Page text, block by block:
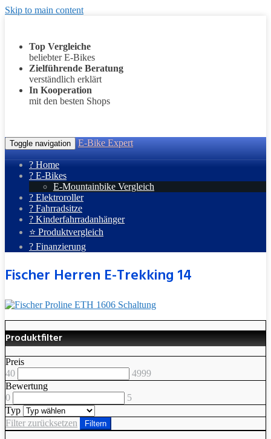
Skip to main content
Top Vergleiche
beliebter E-Bikes
Zielführende Beratung
verständlich erklärt
In Kooperation
mit den besten Shops
Toggle navigation E-Bike Expert
? Home
? E-Bikes
E-Mountainbike Vergleich
? Elektroroller
? Fahrradsitze
? Kinderfahrradanhänger
⭐ Produktvergleich
? Finanzierung
Fischer Herren E-Trekking 14
Produktfilter
Preis
40
4999
Bewertung
0
5
Typ
Filter zurücksetzen
Filtern